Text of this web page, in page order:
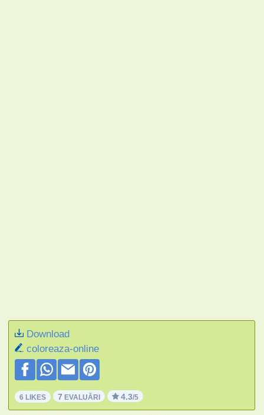
Download
coloreaza-online
6 LIKES 7 EVALUĂRI 4.3/5